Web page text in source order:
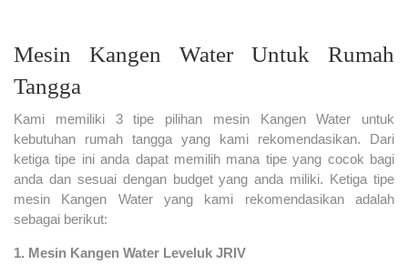
Mesin Kangen Water Untuk Rumah
Tangga
Kami memiliki 3 tipe pilihan mesin Kangen Water untuk
kebutuhan rumah tangga yang kami rekomendasikan. Dari
ketiga tipe ini anda dapat memilih mana tipe yang cocok bagi
anda dan sesuai dengan budget yang anda miliki. Ketiga tipe
mesin Kangen Water yang kami rekomendasikan adalah
sebagai berikut:
1. Mesin Kangen Water Leveluk JRIV